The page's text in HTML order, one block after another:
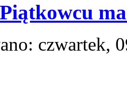
czwartek,